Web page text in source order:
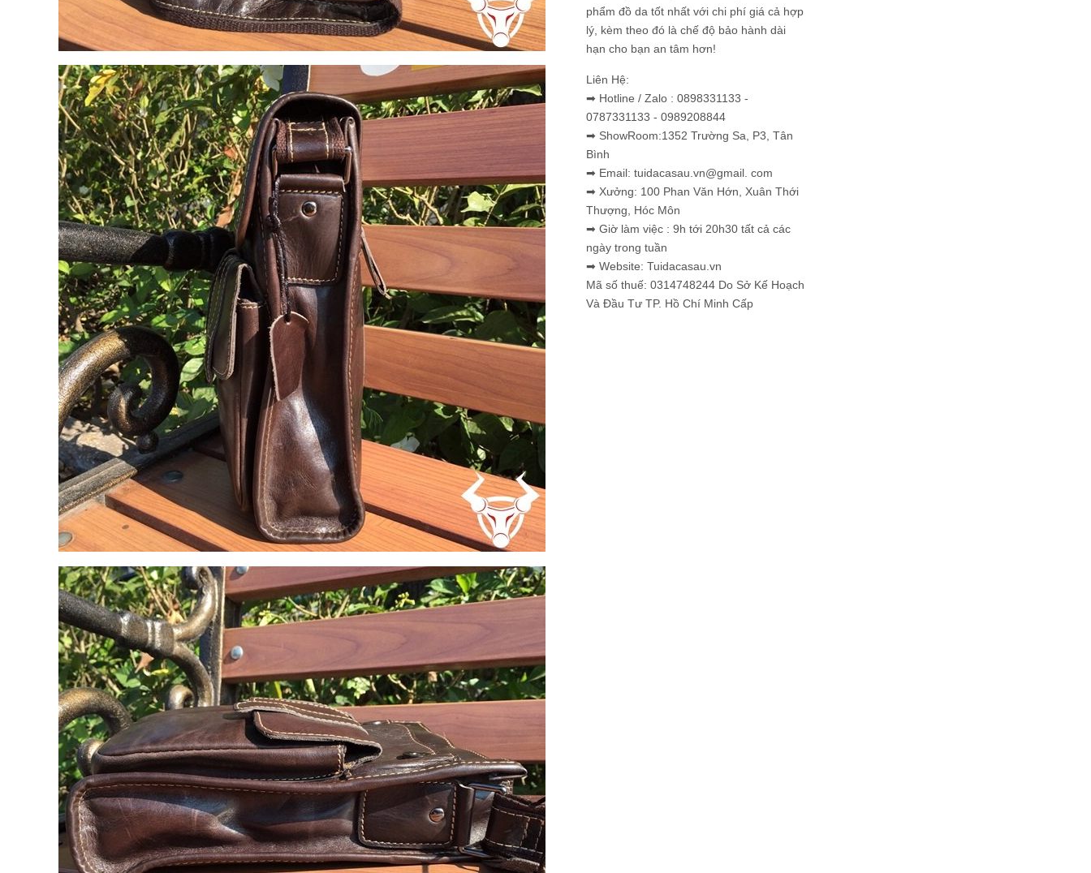
phẩm đồ da tốt nhất với chi phí giá cả hợp
lý, kèm theo đó là chế độ bảo hành dài
hạn cho bạn an tâm hơn!
Liên Hệ:
➡ Hotline / Zalo : 0898331133 -
0787331133 - 0989208844
➡ ShowRoom:1352 Trường Sa, P3, Tân
Bình
➡ Email: tuidacasau.vn@gmail. com
➡ Xưởng: 100 Phan Văn Hớn, Xuân Thới
Thượng, Hóc Môn
➡ Giờ làm việc : 9h tới 20h30 tất cả các
ngày trong tuần
➡ Website: Tuidacasau.vn
Mã số thuế: 0314748244 Do Sở Kế Hoạch
Và Đầu Tư TP. Hồ Chí Minh Cấp